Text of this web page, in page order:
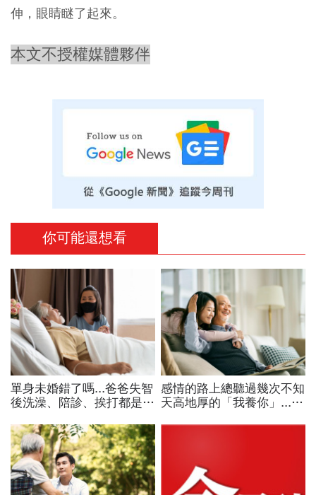
伸，眼睛瞇了起來。
本文不授權媒體夥伴
你可能還想看
單身未婚錯了嗎...爸爸失智
後洗澡、陪診、挨打都是
錢養家很辛苦，把自己的家
庭顧好就好
感情的路上總聽過幾次不知
天高地厚的「我養你」....